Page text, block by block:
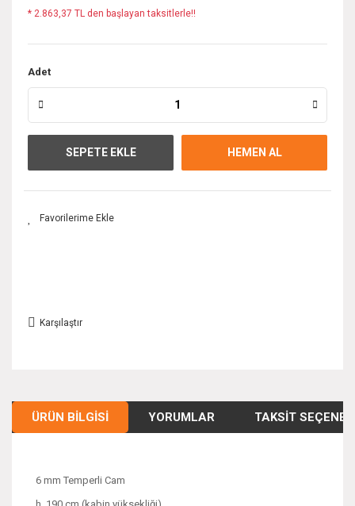
* 2.863,37 TL den başlayan taksitlerle!!
Adet
SEPETE EKLE HEMEN AL
Karşılaştır
ÜRÜN BILGISI YORUMLAR TAKSIT
6 mm Temperli Cam